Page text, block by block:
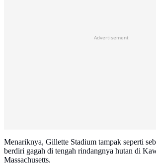
Advertisement
Menariknya, Gillette Stadium tampak seperti
berdiri gagah di tengah rindangnya hutan di
Massachusetts.